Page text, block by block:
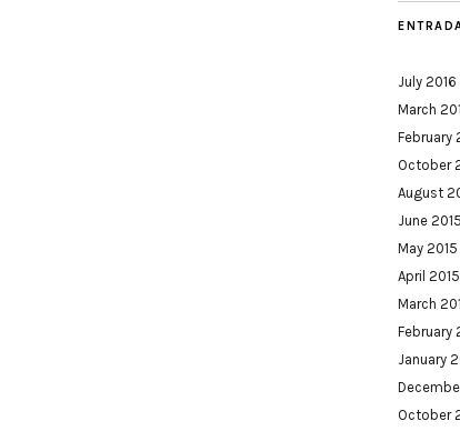
July 2016
March
February
October
August
June 2015
May 2015
April 2015
March
February
January
October